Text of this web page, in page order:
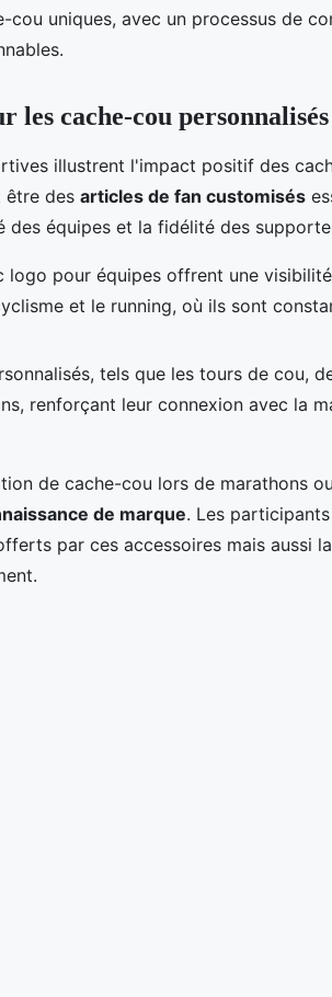
uniques, avec un processus de
les cache-cou personnalisés
illustrent l'impact positif des
être des articles de fan customisés
équipes et la fidélité des
logo pour équipes offrent une
et le running, où ils sont
tels que les tours de cou,
renforçant leur connexion avec la
de cache-cou lors de marathons
de marque. Les
par ces accessoires mais aussi